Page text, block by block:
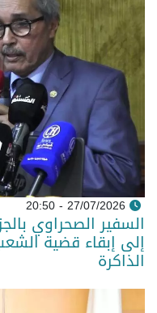
27/07/2026 - 20:50
السفير الصحراوي
إلى إبقاء قضية
الذاكرة